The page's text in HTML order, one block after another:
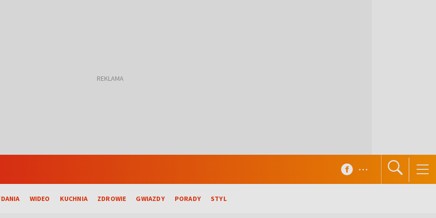
WIDEO KUCHNIA ZDROWIE GWIAZDY PORADY STYL
...